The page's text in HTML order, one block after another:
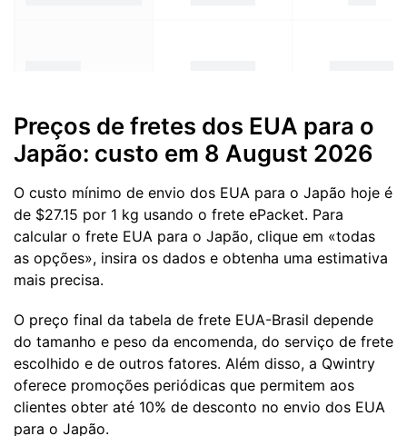
Preços de fretes dos EUA para o
Japão: custo em 8 August 2026
O custo mínimo de envio dos EUA para o Japão hoje é
de $27.15 por 1 kg usando o frete ePacket. Para
calcular o frete EUA para o Japão, clique em «todas
as opções», insira os dados e obtenha uma estimativa
mais precisa.
O preço final da tabela de frete EUA-Brasil depende
do tamanho e peso da encomenda, do serviço de frete
escolhido e de outros fatores. Além disso, a Qwintry
oferece promoções periódicas que permitem aos
clientes obter até 10% de desconto no envio dos EUA
para o Japão.